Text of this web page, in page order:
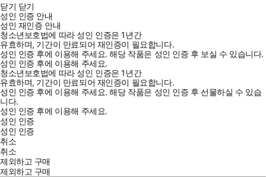
닫기 닫기
성인 인증 안내
성인 재인증 안내
청소년보호법에 따라 성인 인증은 1년간
유효하며, 기간이 만료되어 재인증이 필요합니다.
성인 인증 후에 이용해 주세요.해당 작품은 성인 인증 후 보실 수 있습니다.
성인 인증 후에 이용해 주세요.
청소년보호법에 따라 성인 인증은 1년간
유효하며, 기간이 만료되어 재인증이 필요합니다.
성인 인증 후에 이용해 주세요.해당 작품은 성인 인증 후 선물하실 수 있습
니다.
성인 인증 후에 이용해 주세요.
성인 인증
성인 인증
취소
취소
제외하고 구매
제외하고 구매